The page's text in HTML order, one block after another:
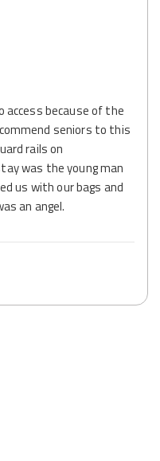
because of the
seniors to this
rails on
was the young man
us with our bags and
an angel.